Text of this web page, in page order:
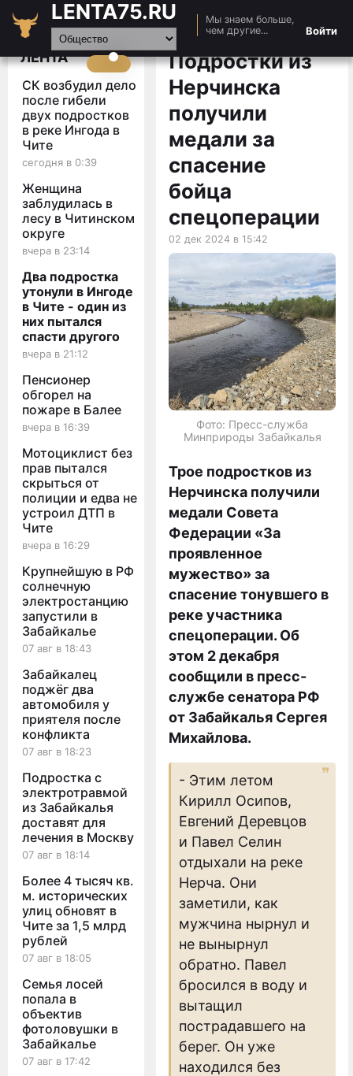
LENTA75.RU
Мы знаем больше,
чем другие...
Войти
Главная
Новости
Видео
Статьи
ЛЕНТА
СК возбудил дело
после гибели
двух подростков
в реке Ингода в
Чите
сегодня в 0:39
Женщина
заблудилась в
лесу в Читинском
округе
вчера в 23:14
Два подростка
утонули в Ингоде
в Чите - один из
них пытался
спасти другого
вчера в 21:12
Пенсионер
обгорел на
пожаре в Балее
вчера в 16:39
Мотоциклист без
прав пытался
скрыться от
полиции и едва не
устроил ДТП в
Чите
вчера в 16:29
Крупнейшую в РФ
солнечную
электростанцию
запустили в
Забайкалье
07 авг в 18:43
Забайкалец
поджёг два
автомобиля у
приятеля после
конфликта
07 авг в 18:23
Подростка с
электротравмой
из Забайкалья
доставят для
лечения в Москву
07 авг в 18:14
Более 4 тысяч кв.
м. исторических
улиц обновят в
Чите за 1,5 млрд
рублей
07 авг в 18:05
Семья лосей
попала в
объектив
фотоловушки в
Забайкалье
07 авг в 17:42
Подростки из
Нерчинска
получили
медали за
спасение
бойца
спецоперации
02 дек 2024 в 15:42
Фото: Пресс-служба
Минприроды Забайкалья
Трое подростков из
Нерчинска получили
медали Совета
Федерации «За
проявленное
мужество» за
спасение тонувшего в
реке участника
спецоперации. Об
этом 2 декабря
сообщили в пресс-
службе сенатора РФ
от Забайкалья Сергея
Михайлова.
- Этим летом
Кирилл Осипов,
Евгений Деревцов
и Павел Селин
отдыхали на реке
Нерча. Они
заметили, как
мужчина нырнул и
не вынырнул
обратно. Павел
бросился в воду и
вытащил
пострадавшего на
берег. Он уже
находился без